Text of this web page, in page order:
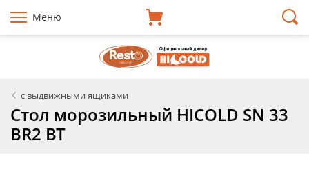
Меню
с выдвижными ящиками
Стол морозильный HICOLD SN 33
BR2 BT